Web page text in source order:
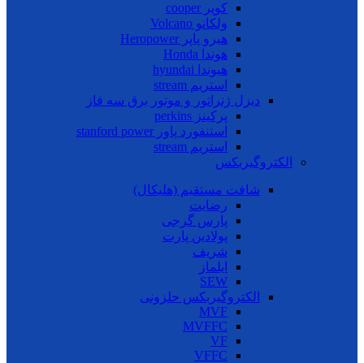
کوپر cooper
ولکانو Volcano
هیرو پاپر Heropower
هوندا Honda
هیوندا hyundai
استریم stream
دیزل ژنراتور و موتور برق سه فاز
پرکینز perkins
استنفورد پاور stanford power
استریم stream
الکتروگیربکس
شافت مستقیم (هلیکال)
رضایت
پارس گرجی
پولادین پارت
شریف
ایلماز
SEW
الکتروگیربکس حلزونی
MVF
MVFFC
VF
VFFC